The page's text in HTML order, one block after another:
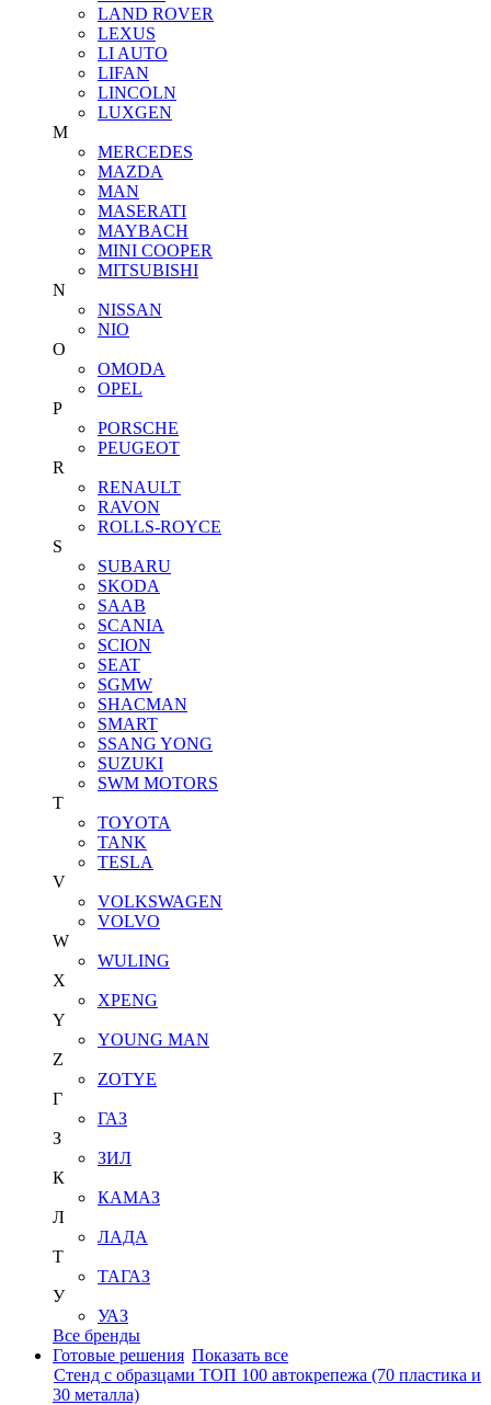
LAND ROVER
LEXUS
LI AUTO
LIFAN
LINCOLN
LUXGEN
M
MERCEDES
MAZDA
MAN
MASERATI
MAYBACH
MINI COOPER
MITSUBISHI
N
NISSAN
NIO
O
OMODA
OPEL
P
PORSCHE
PEUGEOT
R
RENAULT
RAVON
ROLLS-ROYCE
S
SUBARU
SKODA
SAAB
SCANIA
SCION
SEAT
SGMW
SHACMAN
SMART
SSANG YONG
SUZUKI
SWM MOTORS
T
TOYOTA
TANK
TESLA
V
VOLKSWAGEN
VOLVO
W
WULING
X
XPENG
Y
YOUNG MAN
Z
ZOTYE
Г
ГАЗ
З
ЗИЛ
К
КАМАЗ
Л
ЛАДА
Т
ТАГАЗ
У
УАЗ
Все бренды
Готовые решения Показать все
Стенд с образцами ТОП 100 автокрепежа (70 пластика и
30 металла)